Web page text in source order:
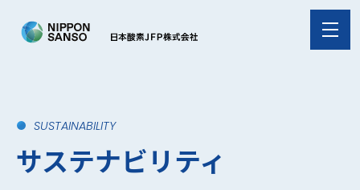
SUSTAINABILITY
サステナビリティ